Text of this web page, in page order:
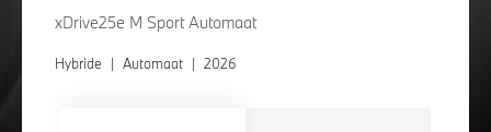
xDrive25e M Sport Automaat
Hybride | Automaat | 2026